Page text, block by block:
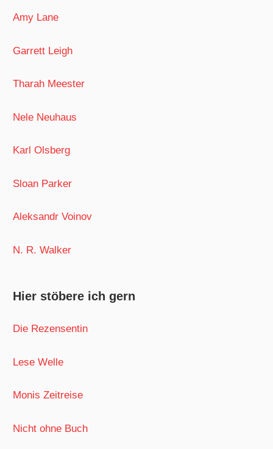
Amy Lane
Garrett Leigh
Tharah Meester
Nele Neuhaus
Karl Olsberg
Sloan Parker
Aleksandr Voinov
N. R. Walker
Hier stöbere ich gern
Die Rezensentin
Lese Welle
Monis Zeitreise
Nicht ohne Buch